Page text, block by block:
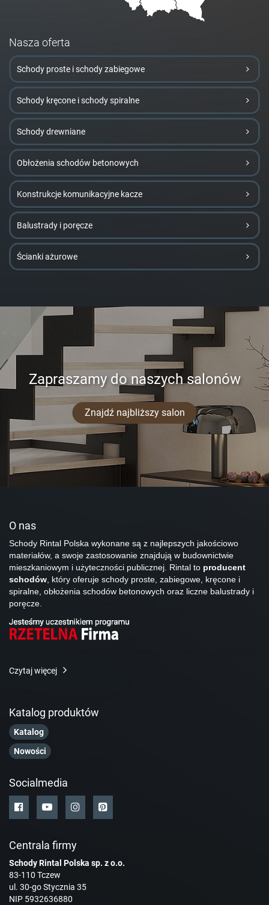
Nasza oferta
Schody proste i schody zabiegowe
Schody kręcone i schody spiralne
Schody drewniane
Obłożenia schodów betonowych
Konstrukcje komunikacyjne kacze
Balustrady i poręcze
Ścianki ażurowe
Zapraszamy do naszych salonów
Znajdź najbliższy salon
O nas
Schody Rintal Polska wykonane są z najlepszych jakościowo
materiałów, a swoje zastosowanie znajdują w budownictwie
mieszkaniowym i użyteczności publicznej. Rintal to producent
schodów, który oferuje schody proste, zabiegowe, kręcone i
spiralne, obłożenia schodów betonowych oraz liczne balustrady i
poręcze.
Czytaj więcej
Katalog produktów
Katalog
Nowości
Socialmedia
Centrala firmy
Schody Rintal Polska sp. z o.o.
83-110 Tczew
ul. 30-go Stycznia 35
NIP 5932636880